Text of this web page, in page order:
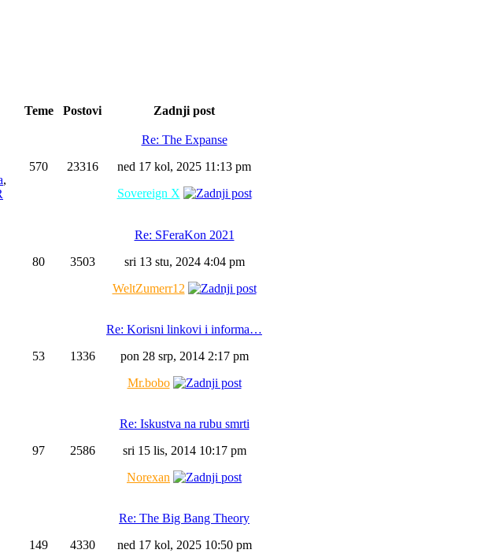
Teme Postovi
Zadnji post
,
570 23316
Re: The Expanse
ned 17 kol, 2025 11:13 pm
Sovereign X
80 3503
Re: SFeraKon 2021
sri 13 stu, 2024 4:04 pm
WeltZumerr12
53 1336
Re: Korisni linkovi i informa…
pon 28 srp, 2014 2:17 pm
Mr.bobo
97 2586
Re: Iskustva na rubu smrti
sri 15 lis, 2014 10:17 pm
Norexan
149 4330
Re: The Big Bang Theory
ned 17 kol, 2025 10:50 pm